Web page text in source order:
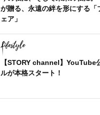
が贈る、永遠の絆を形にする「
ェア」
Lifestyle
【STORY channel】YouTube
ルが本格スタート！